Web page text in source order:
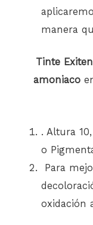
manera
Tinte
amoniaco
. Altura
o
Para
oxidación